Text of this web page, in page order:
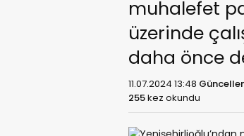
muhalefet
üzerinde
daha önce
11.07.2024 13:48
255kez okundu